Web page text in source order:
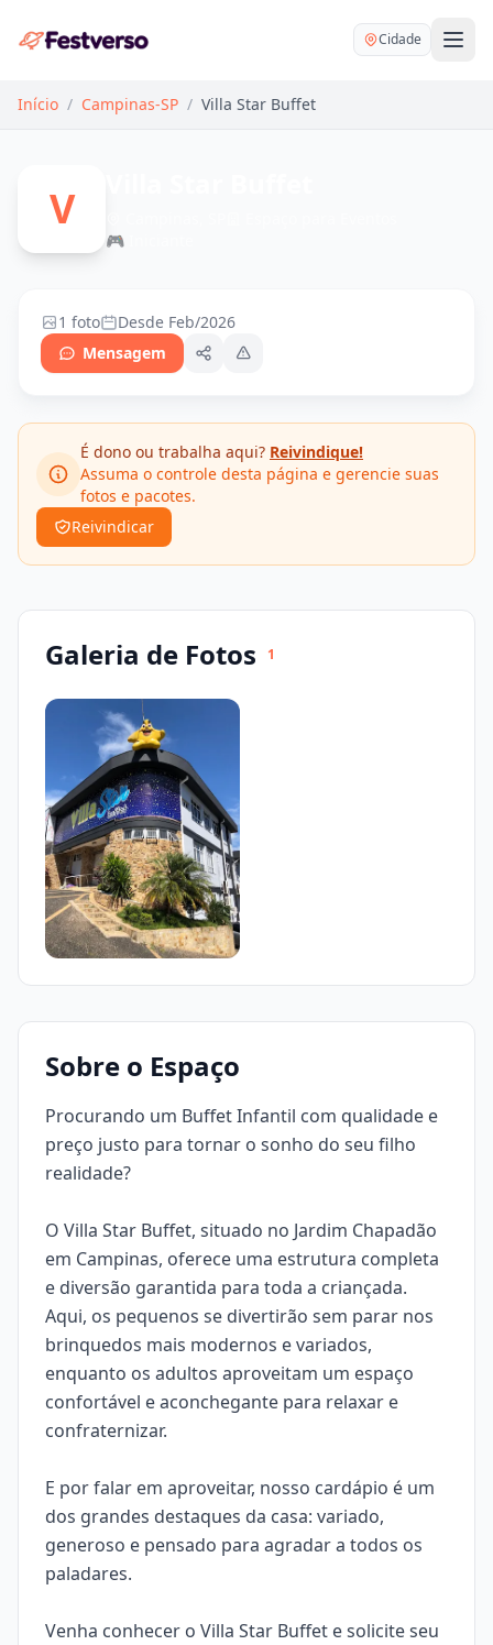
Cidade
Balões delivery
Pegue e Monte
Festa na mesa
Fotógrafo
Recreação
Buffet infantil
Chácaras
Início / Campinas-SP / Villa Star Buffet
V
🎮
1 foto
Desde Feb/2026
Mensagem
É dono ou trabalha aqui? Reivindique!
Assuma o controle desta página e gerencie suas
fotos e pacotes.
Reivindicar
Galeria de Fotos 1
Sobre o Espaço
Procurando um Buffet Infantil com qualidade e
preço justo para tornar o sonho do seu filho
realidade?
O Villa Star Buffet, situado no Jardim Chapadão
em Campinas, oferece uma estrutura completa
e diversão garantida para toda a criançada.
Aqui, os pequenos se divertirão sem parar nos
brinquedos mais modernos e variados,
enquanto os adultos aproveitam um espaço
confortável e aconchegante para relaxar e
confraternizar.
E por falar em aproveitar, nosso cardápio é um
dos grandes destaques da casa: variado,
generoso e pensado para agradar a todos os
paladares.
Venha conhecer o Villa Star Buffet e solicite seu